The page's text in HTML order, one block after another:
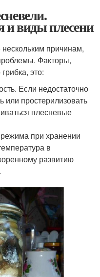
виды плесени
причинам,
Факторы,
это:
Если недостаточно
простерилизовать
плесневые
при хранении
в
развитию